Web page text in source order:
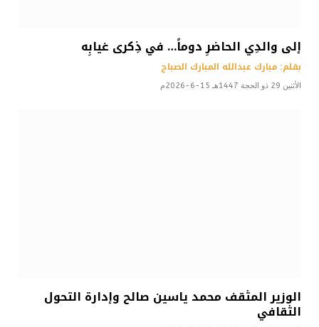
إلى والدِي الحاضرِ دوماً… في ذِكرى غيابِه
بقلم: مبارك عبدالله المبارك الصباح
الأثنين 29 ذو الحجة 1447هـ 15-6-2026م
الوزير المثقف محمد ياسين صالح وإدارة التحول
الثقافي